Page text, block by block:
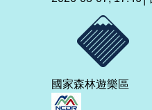
國家森林遊樂區